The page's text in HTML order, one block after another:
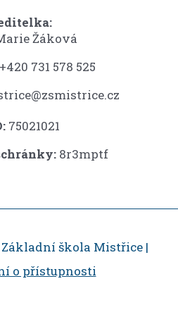
Žáková
+420 731 578 525
75021021
8r3mptf
škola Mistřice |
o přístupnosti